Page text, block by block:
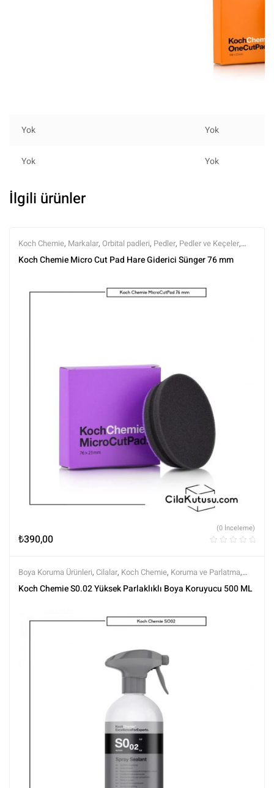
Yok Yok
Yok Yok
İlgili ürünler
Koch Chemie, Markalar, Orbital padleri, Pedler, Pedler ve Keçeler,
Polisaj,Polisaj ve Parlatma,Tüm Ürünler,Tüm Ürünler
Koch Chemie Micro Cut Pad Hare Giderici Sünger 76 mm
₺390,00
(0 İnceleme)
Boya Koruma Ürünleri, Cilalar, Koch Chemie, Koruma ve Parlatma,
Markalar,Parlatma,Polisaj ve Parlatma,Showcar Cilalar,Tüm
Koch Chemie S0.02 Yüksek Parlaklıklı Boya Koruyucu 500 ML